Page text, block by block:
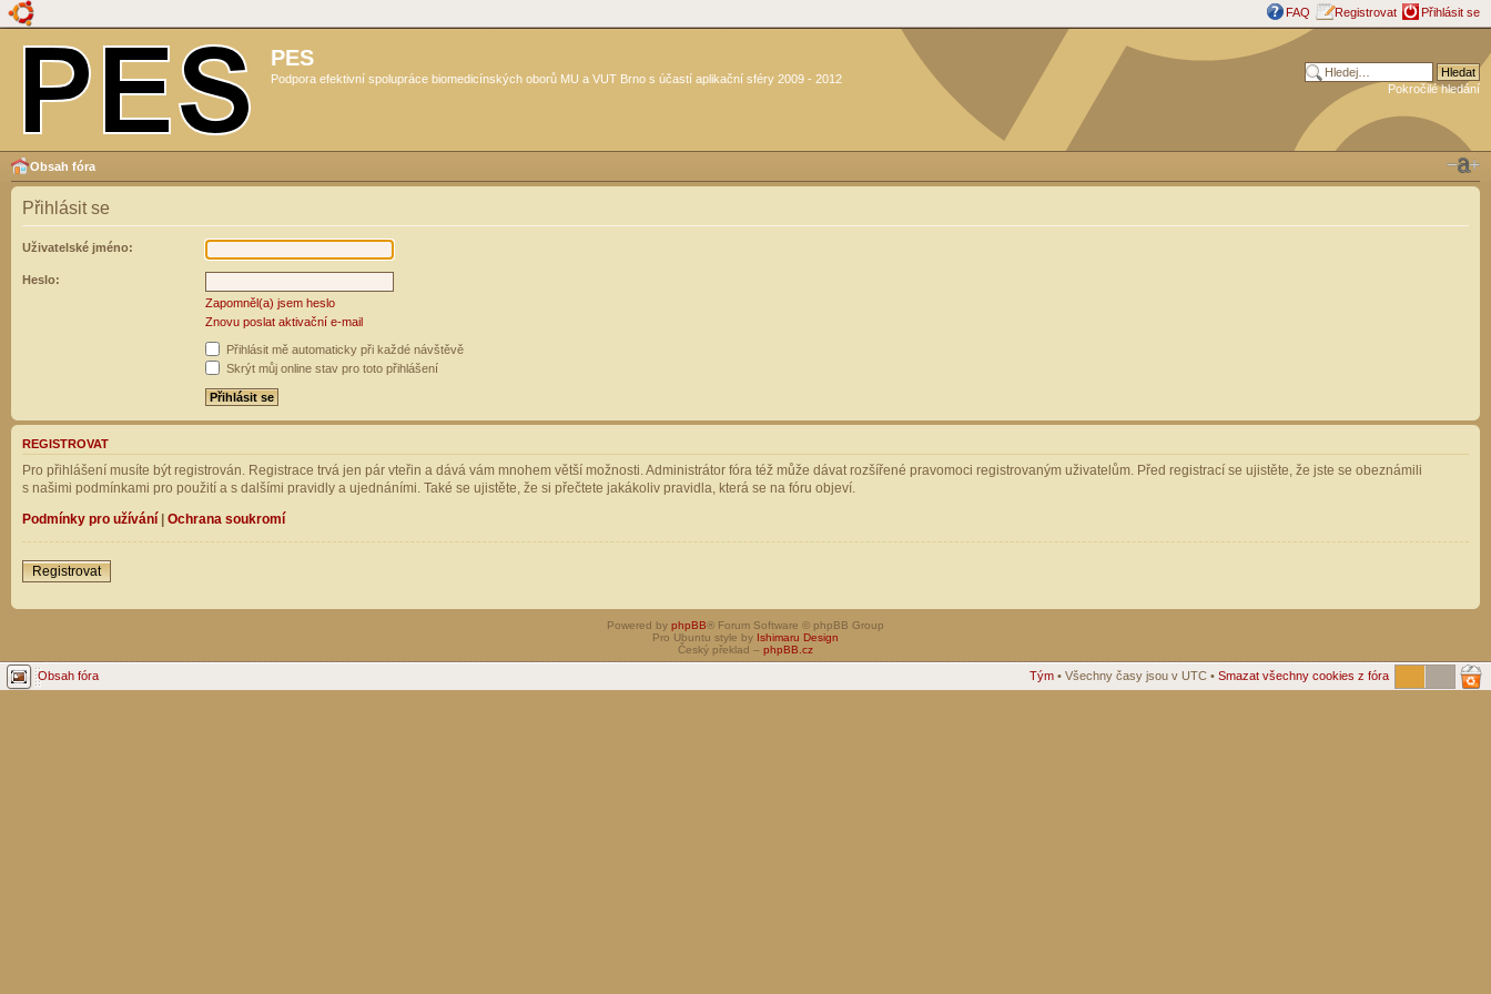
FAQ Registrovat Přihlásit se
PES
Podpora efektivní spolupráce biomedicínských oborů MU a VUT Brno s účastí aplikační sféry 2009 - 2012
Pokročilé hledání
Obsah fóra
Přihlásit se
Uživatelské jméno:
Heslo:
Zapomněl(a) jsem heslo
Znovu poslat aktivační e-mail
Přihlásit mě automaticky při každé návštěvě
Skrýt můj online stav pro toto přihlášení
REGISTROVAT
Pro přihlášení musíte být registrován. Registrace trvá jen pár vteřin a dává vám mnohem větší možnosti. Administrátor fóra též může dávat rozšířené pravomoci registrovaným uživatelům. Před registrací se ujistěte, že jste se obeznámili
s našimi podmínkami pro použití a s dalšími pravidly a ujednáními. Také se ujistěte, že si přečtete jakákoliv pravidla, která se na fóru objeví.
Podmínky pro užívání | Ochrana soukromí
Registrovat
Powered by phpBB® Forum Software © phpBB Group
Pro Ubuntu style by Ishimaru Design
Český překlad – phpBB.cz
Obsah fóra Tým • Všechny časy jsou v UTC • Smazat všechny cookies z fóra